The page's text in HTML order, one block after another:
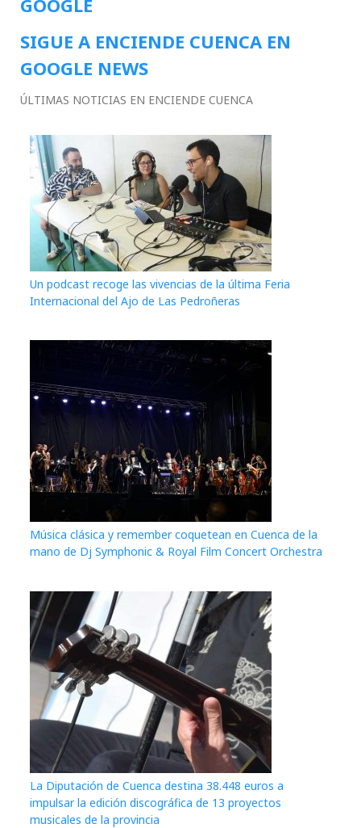
SIGUE A ENCIENDE CUENCA EN
GOOGLE NEWS
ÚLTIMAS NOTICIAS EN ENCIENDE CUENCA
Un podcast recoge las vivencias de la última Feria
Internacional del Ajo de Las Pedroñeras
Música clásica y remember coquetean en Cuenca de la
mano de Dj Symphonic & Royal Film Concert Orchestra
La Diputación de Cuenca destina 38.448 euros a
impulsar la edición discográfica de 13 proyectos
musicales de la provincia